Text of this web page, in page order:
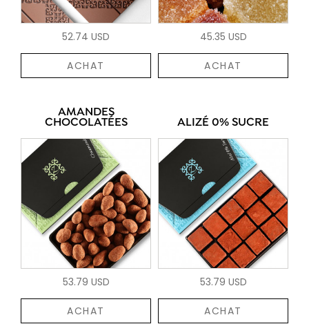
52.74 USD
ACHAT
45.35 USD
ACHAT
AMANDES
CHOCOLATÉES
53.79 USD
ACHAT
ALIZÉ 0% SUCRE
53.79 USD
ACHAT